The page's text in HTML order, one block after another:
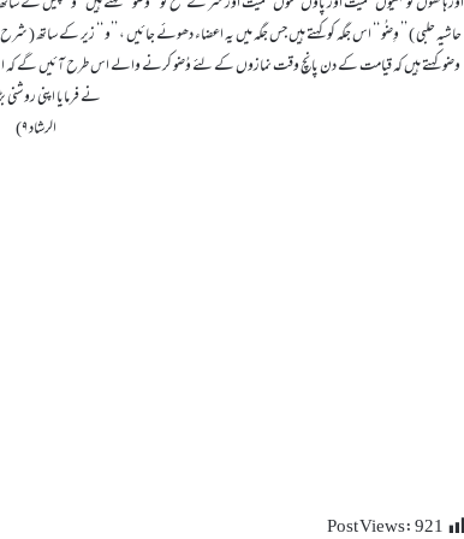
حاشیہ حلبی ) ’’ وِضُو ‘‘ اس جگہ کو کہتے ہیں جس جگہ میں یہ اعضاء دھوئے جائیں ، ’’و ‘‘ زیر کے
وضو کہتے ہیں کہ قیامت کے دن پانچ وقت نمازوں کے لئے وُضو کرنے والے اس طرح آئیں گے کہ ان
(الرشاد ۹
Post Views:921